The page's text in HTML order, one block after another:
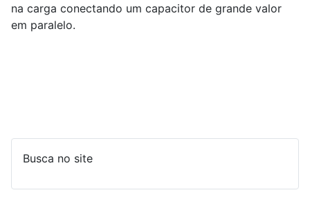
na carga conectando um capacitor de grande valor
em paralelo.
Busca no site